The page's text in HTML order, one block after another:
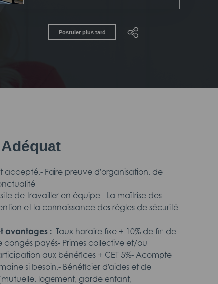
Postuler plus tard
accepté,- Faire preuve d'organisation, de
de travailler en équipe - La maîtrise des
et la connaissance des règles de sécurité
avantages :- Taux horaire fixe + 10% de fin de
congés payés- Primes collective et/ou
aux bénéfices + CET 5%- Acompte
si besoin,- Bénéficier d'aides et de
logement, garde enfant,